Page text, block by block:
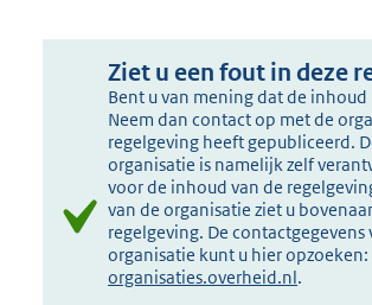
Ziet u een fout in deze
Bent u van mening dat de inhoud
Neem dan contact op met de
regelgeving heeft gepubliceerd.
organisatie is namelijk zelf
voor de inhoud van de
van de organisatie ziet u
regelgeving. De contactgegevens
organisatie kunt u hier opzoeken:
organisaties.overheid.nl.